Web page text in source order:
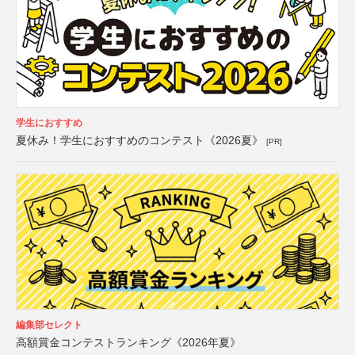
学生におすすめ
夏休み！学生におすすめのコンテスト《2026夏》 [PR]
編集部セレクト
高額賞金コンテストランキング《2026年夏》